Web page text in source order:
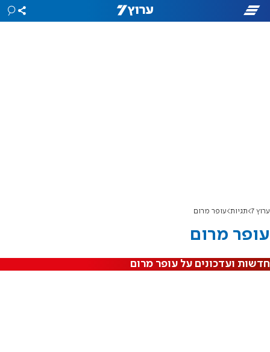
ערוץ 7 תגיות עופר מרום
עופר מרום
חדשות ועדכונים על עופר מרום